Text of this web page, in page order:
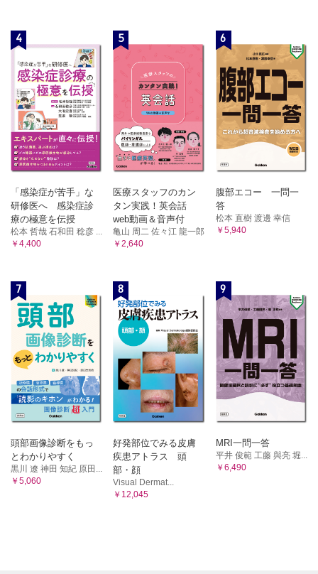
4
「感染症が苦手」な
研修医へ 感染症診
療の極意を伝授
松本 哲哉 石和田 稔彦 ...
￥4,400
5
医療スタッフのカン
タン実践！英会話
web動画＆音声付
亀山 周二 佐々江 龍一郎
￥2,640
6
腹部エコー 一問一
答
松本 直樹 渡邊 幸信
￥5,940
7
頭部画像診断をもっ
とわかりやすく
黒川 遼 神田 知紀 原田...
￥5,060
8
好発部位でみる皮膚
疾患アトラス 頭
部・顔
Visual Dermat...
￥12,045
9
MRI一問一答
平井 俊範 工藤 與亮 堀...
￥6,490